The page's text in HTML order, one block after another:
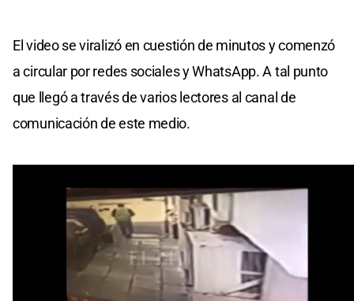
El video se viralizó en cuestión de minutos y comenzó
a circular por redes sociales y WhatsApp. A tal punto
que llegó a través de varios lectores al canal de
comunicación de este medio.
La secuencia transcurre en la zona de Eva Perón y 1°
de Mayo. Un lector de El Litoral advirtió, además, que
hay automovilistas que dejan su llave para que les
laven los autos.